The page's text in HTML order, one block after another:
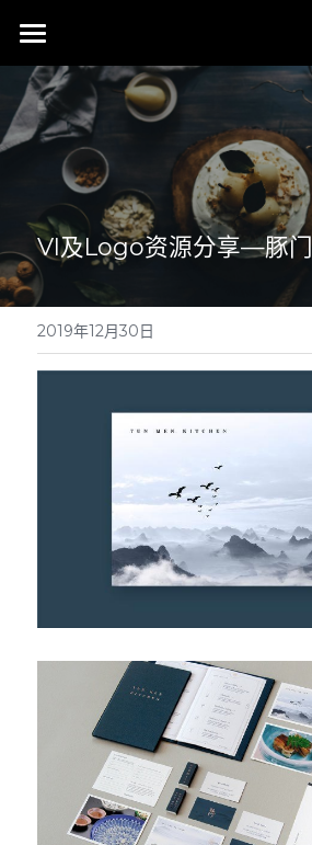
首页
行业成就
同行赞誉
荣膺奖项
关于我们
联系我们
VI及Logo资源分享—豚门
2019年12月30日